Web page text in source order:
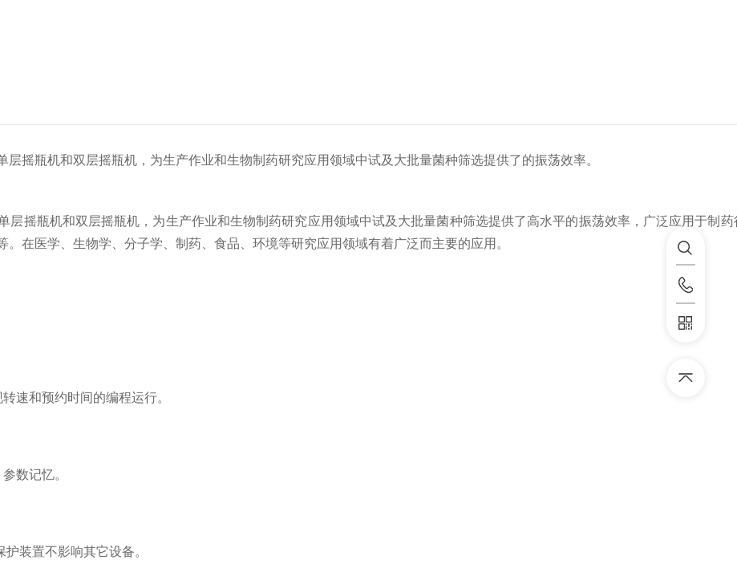
摇瓶机和双层摇瓶机，为生产作业和生物制药研究应用领域中试及大批量菌种筛选提供了的振荡效率。
层摇瓶机和双层摇瓶机，为生产作业和生物制药研究应用领域中试及大批量菌种筛选提供了高水平的振荡效率，广泛应用于制药
在医学、生物学、分子学、制药、食品、环境等研究应用领域有着广泛而主要的应用。
速和预约时间的编程运行。
数记忆。
装置不影响其它设备。